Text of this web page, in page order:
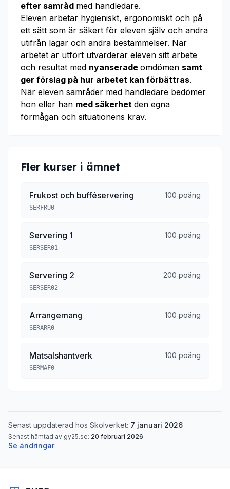
efter samråd med handledare.
Eleven arbetar hygieniskt, ergonomiskt och på
ett sätt som är säkert för eleven själv och andra
utifrån lagar och andra bestämmelser. När
arbetet är utfört utvärderar eleven sitt arbete
och resultat med nyanserade omdömen samt
ger förslag på hur arbetet kan förbättras.
När eleven samråder med handledare bedömer
hon eller han med säkerhet den egna
förmågan och situationens krav.
Fler kurser i ämnet
Frukost och bufféservering 100 poäng
SERFRU0
Servering 1 100 poäng
SERSER01
Servering 2 200 poäng
SERSER02
Arrangemang 100 poäng
SERARR0
Matsalshantverk 100 poäng
SERMAF0
Senast uppdaterad hos Skolverket: 7 januari 2026
Senast hämtad av gy25.se: 20 februari 2026
Se ändringar